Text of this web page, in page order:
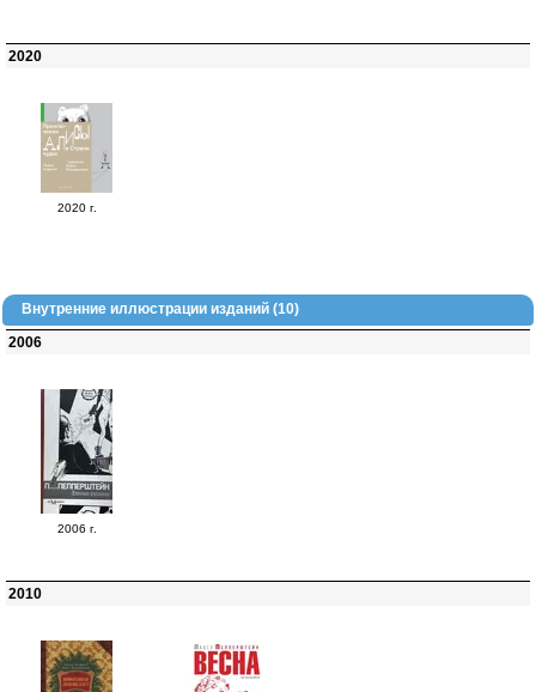
2020
2020 г.
Внутренние иллюстрации изданий (10)
2006
2006 г.
2010